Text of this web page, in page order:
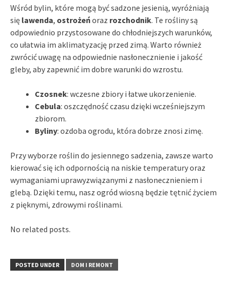
Wśród bylin, które mogą być sadzone jesienią, wyróżniają
się lawenda, ostrożeńoraz rozchodnik. Te rośliny są
odpowiednio przystosowane do chłodniejszych warunków,
co ułatwia im aklimatyzację przed zimą. Warto również
zwrócić uwagę na odpowiednie nasłonecznienie i jakość
gleby, aby zapewnić im dobre warunki do wzrostu.
Czosnek: wczesne zbiory i łatwe ukorzenienie.
Cebula: oszczędność czasu dzięki wcześniejszym
zbiorom.
Byliny: ozdoba ogrodu, która dobrze znosi zimę.
Przy wyborze roślin do jesiennego sadzenia, zawsze warto
kierować się ich odpornością na niskie temperatury oraz
wymaganiami uprawyzwiązanymi z nasłonecznieniem i
glebą. Dzięki temu, nasz ogród wiosną będzie tętnić życiem
z pięknymi, zdrowymi roślinami.
No related posts.
POSTED UNDER DOM I REMONT